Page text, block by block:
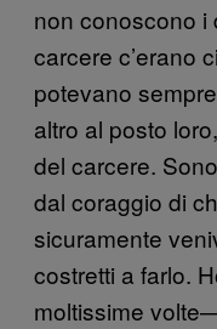
non conoscono i
carcere c’erano
potevano
altro al posto
del carcere.
dal coraggio di
sicuramente
costretti a farlo.
moltissime